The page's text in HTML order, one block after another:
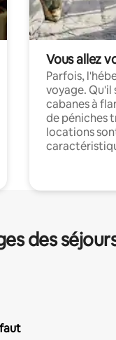
Vous allez
Parfois,
voyage. Qu'il
cabanes à
de péniches
locations
des